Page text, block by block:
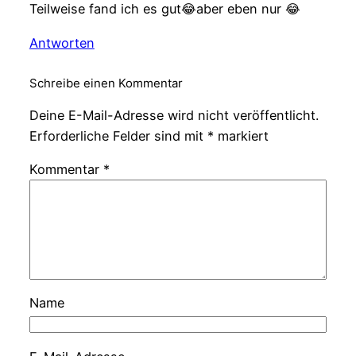
Teilweise fand ich es gut😂aber eben nur 😂
Antworten
Schreibe einen Kommentar
Deine E-Mail-Adresse wird nicht veröffentlicht.
Erforderliche Felder sind mit * markiert
Kommentar *
Name